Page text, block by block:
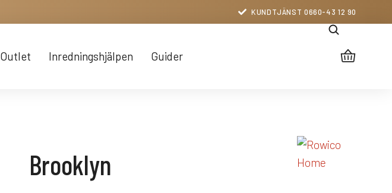
KUNDTJÄNST 0660-43 12 90
Outlet Inredningshjälpen Guider
Brooklyn